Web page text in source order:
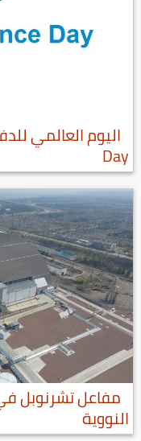
Day
مفاعل تشرنوبل
النووية